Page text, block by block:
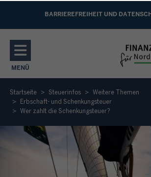
Direkt zum
NAVIGATION AKTIVIEREN/
BARRIEREFREIHEIT UND
MENÜ
NAVIGATION AKTIVIEREN/DEAKTIVIEREN:
Startseite Steuerinfos
Weitere Themen
Erbschaft- und Schenkungsteuer
Wer zahlt die Schenkungsteuer?